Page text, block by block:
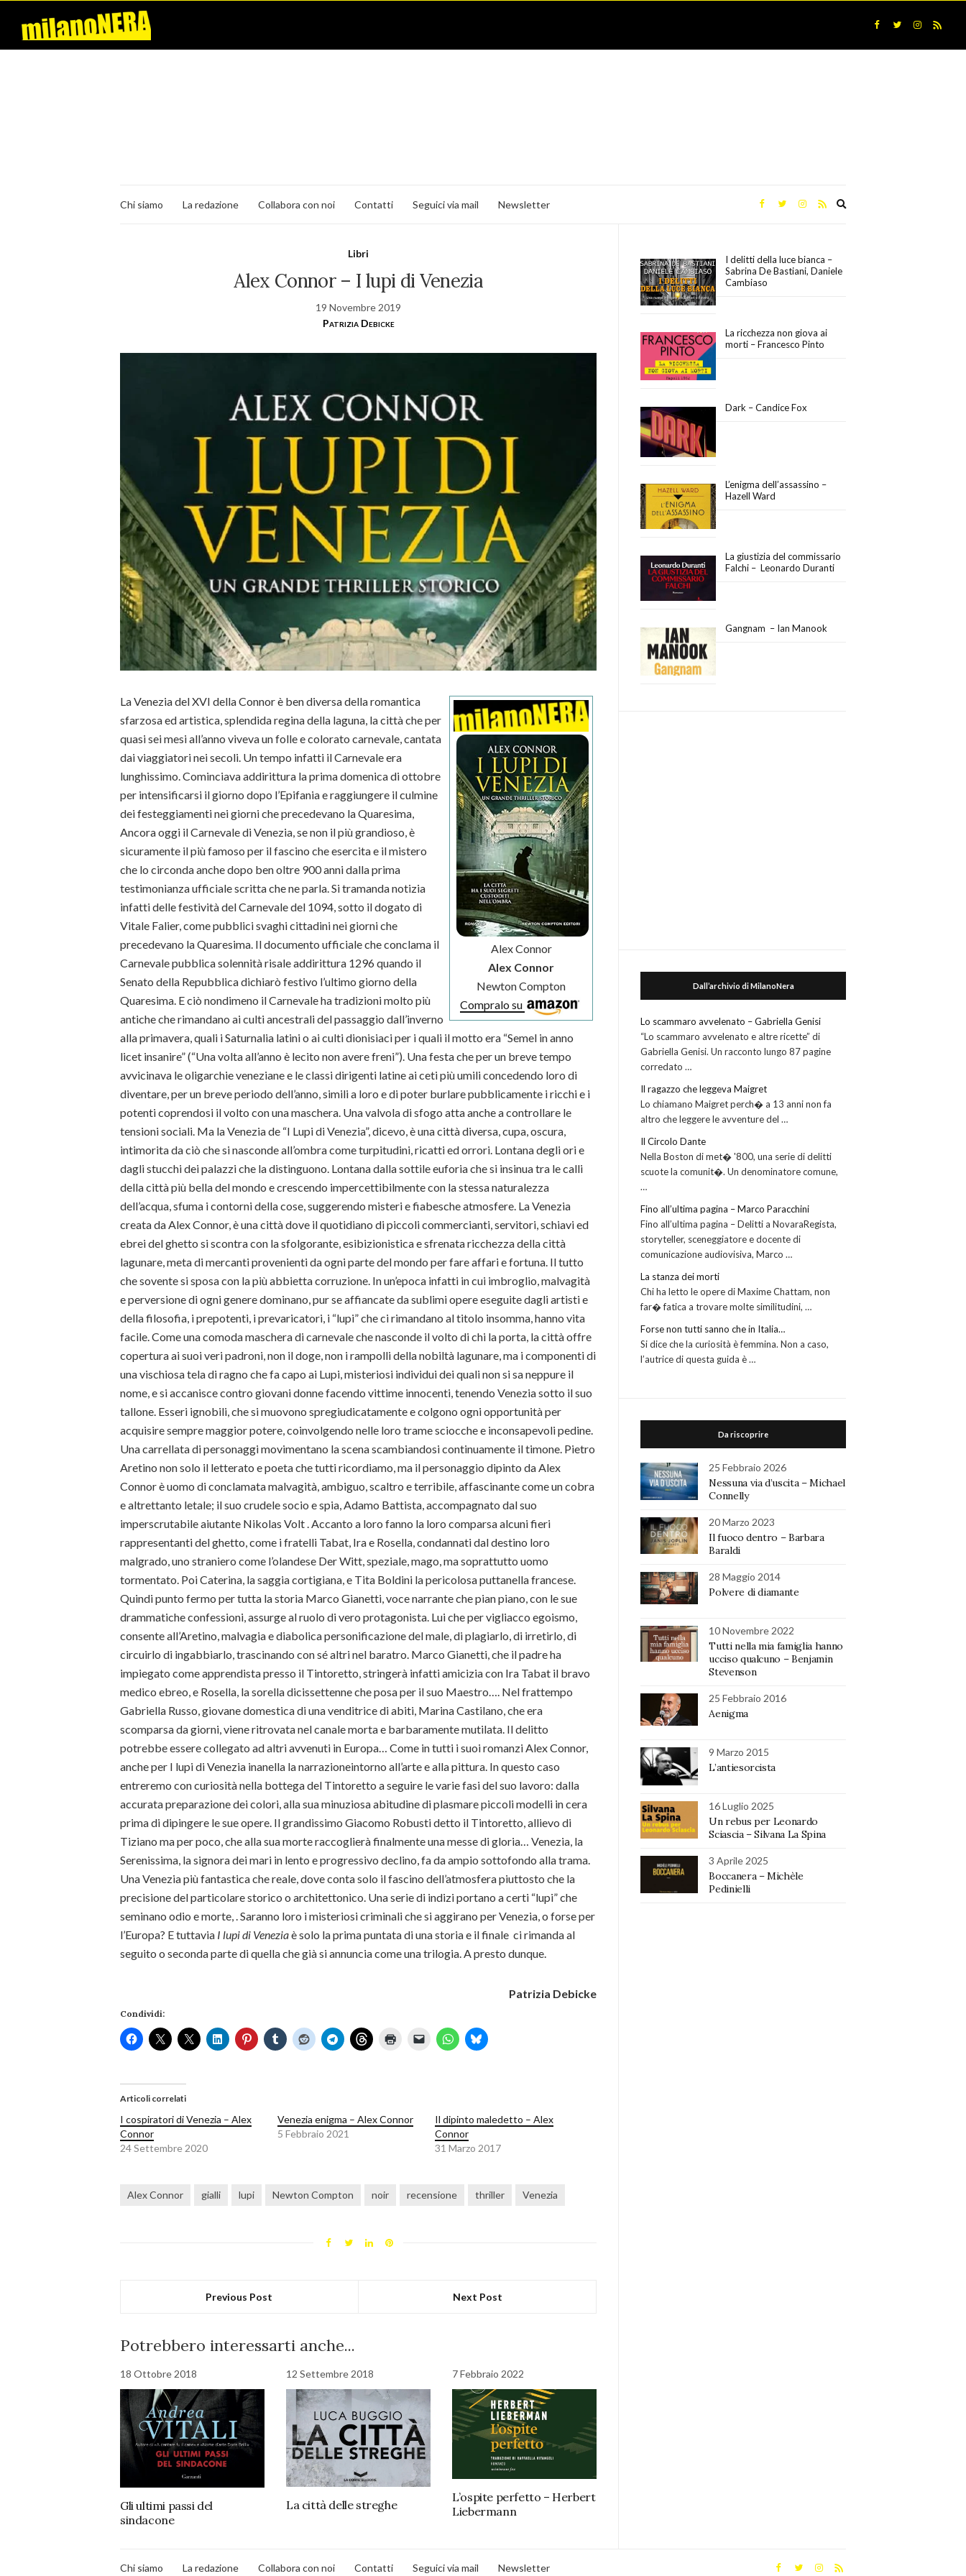
Chi siamo La redazione Collabora con noi Contatti Seguici via mail Newsletter
Libri
Alex Connor – I lupi di Venezia
19 Novembre 2019
Patrizia Debicke
Alex Connor
Alex Connor
Newton Compton
Compralo su
La Venezia del XVI della Connor è ben diversa della romantica
sfarzosa ed artistica, splendida regina della laguna, la città che per
quasi sei mesi all’anno viveva un folle e colorato carnevale, cantata
dai viaggiatori nei secoli. Un tempo infatti il Carnevale era
lunghissimo. Cominciava addirittura la prima domenica di ottobre
per intensificarsi il giorno dopo l’Epifania e raggiungere il culmine
dei festeggiamenti nei giorni che precedevano la Quaresima,
Ancora oggi il Carnevale di Venezia, se non il più grandioso, è
sicuramente il più famoso per il fascino che esercita e il mistero
che lo circonda anche dopo ben oltre 900 anni dalla prima
testimonianza ufficiale scritta che ne parla. Si tramanda notizia
infatti delle festività del Carnevale del 1094, sotto il dogato di
Vitale Falier, come pubblici svaghi cittadini nei giorni che
precedevano la Quaresima. Il documento ufficiale che conclama il
Carnevale pubblica solennità risale addirittura 1296 quando il
Senato della Repubblica dichiarò festivo l’ultimo giorno della
Quaresima. E ciò nondimeno il Carnevale ha tradizioni molto più
antiche che rimandano ai culti ancestrali del passaggio dall’inverno
alla primavera, quali i Saturnalia latini o ai culti dionisiaci per i quali il motto era “Semel in anno
licet insanire” (“Una volta all’anno è lecito non avere freni”). Una festa che per un breve tempo
avvicinava le oligarchie veneziane e le classi dirigenti latine ai ceti più umili concedendo loro di
diventare, per un breve periodo dell’anno, simili a loro e di poter burlare pubblicamente i ricchi e i
potenti coprendosi il volto con una maschera. Una valvola di sfogo atta anche a controllare le
tensioni sociali. Ma la Venezia de “I Lupi di Venezia”, dicevo, è una città diversa, cupa, oscura,
intimorita da ciò che si nasconde all’ombra come turpitudini, ricatti ed orrori. Lontana degli ori e
dagli stucchi dei palazzi che la distinguono. Lontana dalla sottile euforia che si insinua tra le calli
della città più bella del mondo e crescendo impercettibilmente con la stessa naturalezza
dell’acqua, sfuma i contorni della cose, suggerendo misteri e fiabesche atmosfere. La Venezia
creata da Alex Connor, è una città dove il quotidiano di piccoli commercianti, servitori, schiavi ed
ebrei del ghetto si scontra con la sfolgorante, esibizionistica e sfrenata ricchezza della città
lagunare, meta di mercanti provenienti da ogni parte del mondo per fare affari e fortuna. Il tutto
che sovente si sposa con la più abbietta corruzione. In un’epoca infatti in cui imbroglio, malvagità
e perversione di ogni genere dominano, pur se affiancate da sublimi opere eseguite dagli artisti e
della filosofia, i prepotenti, i prevaricatori, i “lupi” che ci rimandano al titolo insomma, hanno vita
facile. Come una comoda maschera di carnevale che nasconde il volto di chi la porta, la città offre
copertura ai suoi veri padroni, non il doge, non i rampolli della nobiltà lagunare, ma i componenti di
una vischiosa tela di ragno che fa capo ai Lupi, misteriosi individui dei quali non si sa neppure il
nome, e si accanisce contro giovani donne facendo vittime innocenti, tenendo Venezia sotto il suo
tallone. Esseri ignobili, che si muovono spregiudicatamente e colgono ogni opportunità per
acquisire sempre maggior potere, coinvolgendo nelle loro trame sciocche e inconsapevoli pedine.
Una carrellata di personaggi movimentano la scena scambiandosi continuamente il timone. Pietro
Aretino non solo il letterato e poeta che tutti ricordiamo, ma il personaggio dipinto da Alex
Connor è uomo di conclamata malvagità, ambiguo, scaltro e terribile, affascinante come un cobra
e altrettanto letale; il suo crudele socio e spia, Adamo Battista, accompagnato dal suo
imperscrutabile aiutante Nikolas Volt . Accanto a loro fanno la loro comparsa alcuni fieri
rappresentanti del ghetto, come i fratelli Tabat, Ira e Rosella, condannati dal destino loro
malgrado, uno straniero come l’olandese Der Witt, speziale, mago, ma soprattutto uomo
tormentato. Poi Caterina, la saggia cortigiana, e Tita Boldini la pericolosa puttanella francese.
Quindi punto fermo per tutta la storia Marco Gianetti, voce narrante che pian piano, con le sue
drammatiche confessioni, assurge al ruolo di vero protagonista. Lui che per vigliacco egoismo,
consente all’Aretino, malvagia e diabolica personificazione del male, di plagiarlo, di irretirlo, di
circuirlo di ingabbiarlo, trascinando con sé altri nel baratro. Marco Gianetti, che il padre ha
impiegato come apprendista presso il Tintoretto, stringerà infatti amicizia con Ira Tabat il bravo
medico ebreo, e Rosella, la sorella dicissettenne che posa per il suo Maestro…. Nel frattempo
Gabriella Russo, giovane domestica di una venditrice di abiti, Marina Castilano, che era
scomparsa da giorni, viene ritrovata nel canale morta e barbaramente mutilata. Il delitto
potrebbe essere collegato ad altri avvenuti in Europa… Come in tutti i suoi romanzi Alex Connor,
anche per I lupi di Venezia inanella la narrazioneintorno all’arte e alla pittura. In questo caso
entreremo con curiosità nella bottega del Tintoretto a seguire le varie fasi del suo lavoro: dalla
accurata preparazione dei colori, alla sua minuziosa abitudine di plasmare piccoli modelli in cera
prima di dipingere le sue opere. Il grandissimo Giacomo Robusti detto il Tintoretto, allievo di
Tiziano ma per poco, che alla sua morte raccoglierà finalmente una messe di gloria… Venezia, la
Serenissima, la signora dei mari in lento e progressivo declino, fa da ampio sottofondo alla trama.
Una Venezia più fantastica che reale, dove conta solo il fascino dell’atmosfera piuttosto che la
precisione del particolare storico o architettonico. Una serie di indizi portano a certi “lupi” che
seminano odio e morte, . Saranno loro i misteriosi criminali che si aggirano per Venezia, o forse per
l’Europa? E tuttavia I lupi di Veneziaè solo la prima puntata di una storia e il finale ci rimanda al
seguito o seconda parte di quella che già si annuncia come una trilogia. A presto dunque.
Patrizia Debicke
Condividi:
Articoli correlati
I cospiratori di Venezia – Alex
Connor
24 Settembre 2020
Venezia enigma – Alex Connor
5 Febbraio 2021
Il dipinto maledetto – Alex
Connor
31 Marzo 2017
Alex Connor gialli lupi Newton Compton noir recensione thriller Venezia
Previous Post Next Post
Potrebbero interessarti anche...
18 Ottobre 2018
Gli ultimi passi del
sindacone
12 Settembre 2018
La città delle streghe
7 Febbraio 2022
L’ospite perfetto – Herbert
Liebermann
I delitti della luce bianca –
Sabrina De Bastiani, Daniele
Cambiaso
La ricchezza non giova ai
morti – Francesco Pinto
Dark – Candice Fox
L’enigma dell’assassino –
Hazell Ward
La giustizia del commissario
Falchi – Leonardo Duranti
Gangnam – Ian Manook
Dall’archivio di MilanoNera
Lo scammaro avvelenato – Gabriella Genisi
“Lo scammaro avvelenato e altre ricette” di
Gabriella Genisi. Un racconto lungo 87 pagine
corredato …
Il ragazzo che leggeva Maigret
Lo chiamano Maigret perch� a 13 anni non fa
altro che leggere le avventure del …
Il Circolo Dante
Nella Boston di met� '800, una serie di delitti
scuote la comunit�. Un denominatore comune,
…
Fino all’ultima pagina – Marco Paracchini
Fino all’ultima pagina – Delitti a NovaraRegista,
storyteller, sceneggiatore e docente di
comunicazione audiovisiva, Marco …
La stanza dei morti
Chi ha letto le opere di Maxime Chattam, non
far� fatica a trovare molte similitudini, …
Forse non tutti sanno che in Italia…
Si dice che la curiosità è femmina. Non a caso,
l’autrice di questa guida è …
Da riscoprire
25 Febbraio 2026
Nessuna via d’uscita – Michael
Connelly
20 Marzo 2023
Il fuoco dentro – Barbara
Baraldi
28 Maggio 2014
Polvere di diamante
10 Novembre 2022
Tutti nella mia famiglia hanno
ucciso qualcuno – Benjamin
Stevenson
25 Febbraio 2016
Aenigma
9 Marzo 2015
L’antiesorcista
16 Luglio 2025
Un rebus per Leonardo
Sciascia – Silvana La Spina
3 Aprile 2025
Boccanera – Michèle
Pedinielli
Chi siamo La redazione Collabora con noi Contatti Seguici via mail Newsletter